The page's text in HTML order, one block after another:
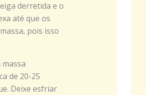
derretida e o
até que os
pois isso
de 20-25
Deixe esfriar